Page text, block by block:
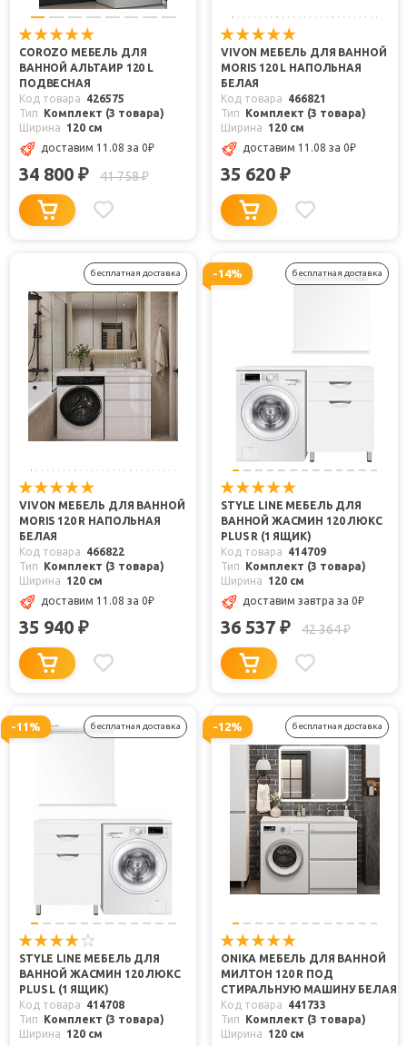
COROZO МЕБЕЛЬ ДЛЯ
ВАННОЙ АЛЬТАИР 120 L
ПОДВЕСНАЯ
Код товара
426575
Тип
Комплект (3 товара)
Ширина
120 см
доставим 11.08 за 0₽
34 800 ₽ 41 758₽
VIVON МЕБЕЛЬ ДЛЯ ВАННОЙ
MORIS 120 L НАПОЛЬНАЯ
БЕЛАЯ
Код товара
466821
Тип
Комплект (3 товара)
Ширина
120 см
доставим 11.08 за 0₽
35 620 ₽
бесплатная доставка
VIVON МЕБЕЛЬ ДЛЯ ВАННОЙ
MORIS 120 R НАПОЛЬНАЯ
БЕЛАЯ
Код товара
466822
Тип
Комплект (3 товара)
Ширина
120 см
доставим 11.08 за 0₽
35 940 ₽
-14% бесплатная доставка
STYLE LINE МЕБЕЛЬ ДЛЯ
ВАННОЙ ЖАСМИН 120 ЛЮКС
PLUS R (1 ЯЩИК)
Код товара
414709
Тип
Комплект (3 товара)
Ширина
120 см
доставим завтра за 0₽
36 537 ₽ 42 364₽
-11% бесплатная доставка
STYLE LINE МЕБЕЛЬ ДЛЯ
ВАННОЙ ЖАСМИН 120 ЛЮКС
PLUS L (1 ЯЩИК)
Код товара
414708
Тип
Комплект (3 товара)
Ширина
120 см
-12% бесплатная доставка
ONIKA МЕБЕЛЬ ДЛЯ ВАННОЙ
МИЛТОН 120 R ПОД
СТИРАЛЬНУЮ МАШИНУ БЕЛАЯ
Код товара
441733
Тип
Комплект (3 товара)
Ширина
120 см